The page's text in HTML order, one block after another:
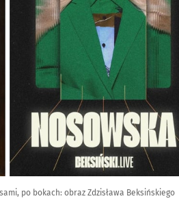
po bokach: obraz Zdzisława Beksińskiego